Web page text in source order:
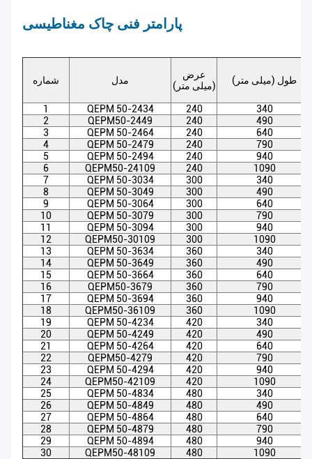
پارامتر فنی چاک مغناطیسی
شماره مدل
عرض
(میلی متر)
طول (میلی متر)
1 QEPM 50-2434 240
340
2
QEPM50-2449 240
490
3
QEPM 50-2464 240
640
4
QEPM 50-2479 240
790
5
QEPM 50-2494 240
940
6
QEPM50-24109 240
1090
7
QEPM 50-3034 300
340
8
QEPM 50-3049 300
490
9
QEPM 50-3064 300
640
10
QEPM 50-3079 300
790
11
QEPM 50-3094 300
940
12
QEPM50-30109 300
1090
13
QEPM 50-3634 360
340
14
QEPM 50-3649 360
490
15
QEPM 50-3664 360
640
16
QEPM50-3679 360
790
17
QEPM 50-3694 360
940
18
QEPM50-36109 360
1090
19
QEPM 50-4234 420
340
20
QEPM 50-4249 420
490
21
QEPM 50-4264 420
640
22
QEPM50-4279 420
790
23
QEPM 50-4294 420
940
24
QEPM50-42109 420
1090
25
QEPM 50-4834 480
340
26
QEPM 50-4849 480
490
27
QEPM 50-4864 480
640
28
QEPM 50-4879 480
790
29
QEPM 50-4894 480
940
30
QEPM50-48109 480 1090